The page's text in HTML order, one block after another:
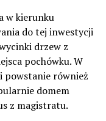
w kierunku
do tej inwestycji
drzew z
pochówku. W
powstanie również
domem
z magistratu.